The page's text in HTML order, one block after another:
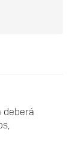
deberá